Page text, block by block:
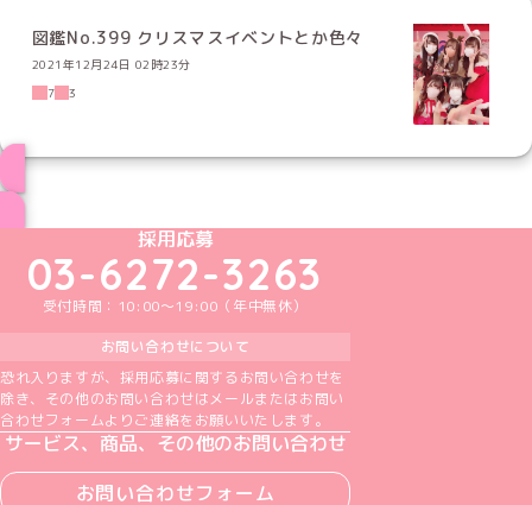
図鑑No.399 クリスマスイベントとか色々
2021年12月24日 02時23分
7
3
めいどりーみんTikTok公式アカウント
めいどりーみんX公式アカウント
めいどりーみんInstagram公式アカウント
めいどりーみんFacebook公式アカウン
めいどりーみんYouTube公式アカ
採用応募
03-6272-3263
受付時間：10:00～19:00（年中無休）
お問い合わせについて
恐れ入りますが、採用応募に関するお問い合わせを
除き、その他のお問い合わせはメールまたはお問い
合わせフォームよりご連絡をお願いいたします。
サービス、商品、その他のお問い合わせ
お問い合わせフォーム